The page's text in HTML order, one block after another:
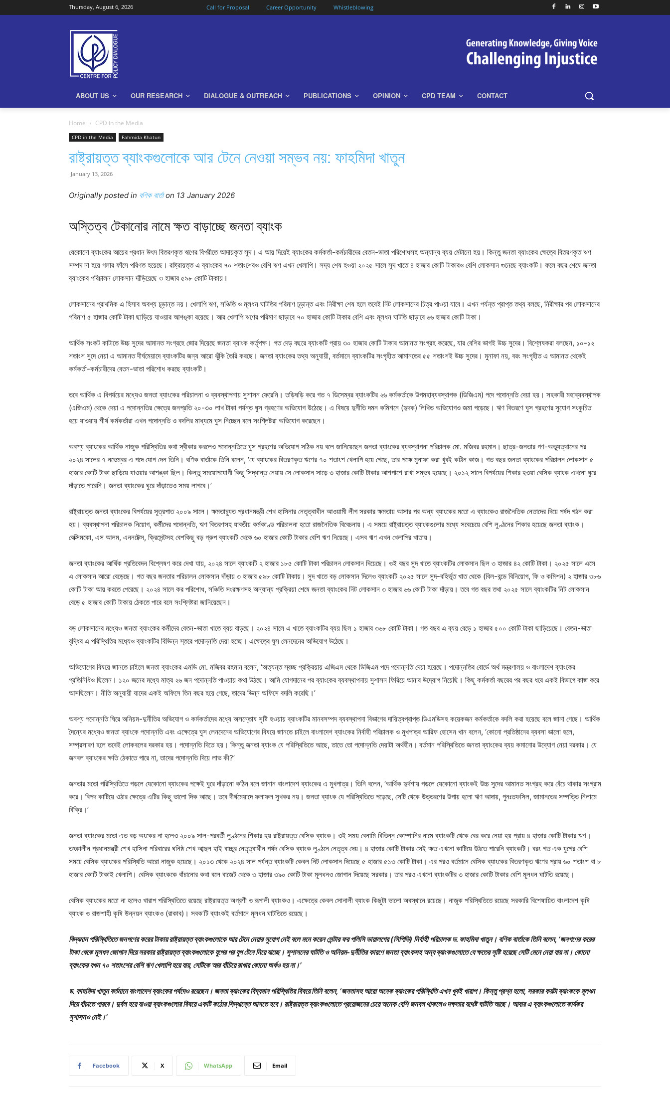
Thursday, August 6, 2026 Call for Proposal Career Opportunity Whistleblowing
ABOUT US OUR RESEARCH DIALOGUE & OUTREACH PUBLICATIONS OPINION CPD TEAM CONTACT
Home CPD in the Media
CPD in the Media Fahmida Khatun
রাষ্ট্রায়ত্ত ব্যাংকগুলোকে আর টেনে নেওয়া সম্ভব নয়: ফাহমিদা খাতুন
January 13, 2026
Originally posted in বণিক বার্তাon 13 January 2026
অস্তিত্ব টেকানোর নামে ক্ষত বাড়াচ্ছে জনতা ব্যাংক
যেকোনো ব্যাংকের আয়ের প্রধান উৎস বিতরণকৃত ঋণের বিপরীতে আদায়কৃত সুদ। এ আয় দিয়েই ব্যাংকের কর্মকর্তা-কর্মচারীদের বেতন-ভাতা পরিশোধসহ অন্যান্য ব্যয় মেটানো হয়। কিন্তু জনতা ব্যাংকের ক্ষেত্রে বিতরণকৃত ঋণ
সম্পদ না হয়ে গলার ফাঁসে পরিণত হয়েছে। রাষ্ট্রায়ত্ত এ ব্যাংকের ৭০ শতাংশেরও বেশি ঋণ এখন খেলাপি। সদ্য শেষ হওয়া ২০২৫ সালে সুদ খাতে ৪ হাজার কোটি টাকারও বেশি লোকসান গুনেছে ব্যাংকটি। ফলে বছর শেষে জনতা
ব্যাংকের পরিচালন লোকসান দাঁড়িয়েছে ৩ হাজার ৫৯৮ কোটি টাকায়।
লোকসানের প্রাথমিক এ হিসাব অবশ্য চূড়ান্ত নয়। খেলাপি ঋণ, সঞ্চিতি ও মূলধন ঘাটতির পরিমাণ চূড়ান্ত এবং নিরীক্ষা শেষ হলে তবেই নিট লোকসানের চিত্র পাওয়া যাবে। এখন পর্যন্ত প্রাপ্ত তথ্য বলছে, নিরীক্ষার পর লোকসানের
পরিমাণ ৫ হাজার কোটি টাকা ছাড়িয়ে যাওয়ার আশঙ্কা রয়েছে। আর খেলাপি ঋণের পরিমাণ ছাড়াবে ৭০ হাজার কোটি টাকার বেশি এবং মূলধন ঘাটতি ছাড়াবে ৬৬ হাজার কোটি টাকা।
আর্থিক সংকট কাটাতে উচ্চ সুদের আমানত সংগ্রহে জোর দিয়েছে জনতা ব্যাংক কর্তৃপক্ষ। গত দেড় বছরে ব্যাংকটি প্রায় ৩০ হাজার কোটি টাকার আমানত সংগ্রহ করেছে, যার বেশির ভাগই উচ্চ সুদের। বিশ্লেষকরা বলছেন, ১০-১২
শতাংশ সুদে নেয়া এ আমানত দীর্ঘমেয়াদে ব্যাংকটির জন্য আরো ঝুঁকি তৈরি করছে। জনতা ব্যাংকের তথ্য অনুযায়ী, বর্তমানে ব্যাংকটির সংগৃহীত আমানতের ৫৫ শতাংশই উচ্চ সুদের। মুনাফা নয়, বরং সংগৃহীত এ আমানত থেকেই
কর্মকর্তা-কর্মচারীদের বেতন-ভাতা পরিশোধ করছে ব্যাংকটি।
তবে আর্থিক এ বিপর্যয়ের মধ্যেও জনতা ব্যাংকের পরিচালনা ও ব্যবস্থাপনায় সুশাসন ফেরেনি। তড়িঘড়ি করে গত ৭ ডিসেম্বর ব্যাংকটির ২৬ কর্মকর্তাকে উপমহাব্যবস্থাপক (ডিজিএম) পদে পদোন্নতি দেয়া হয়। সহকারী মহাব্যবস্থাপক
(এজিএম) থেকে দেয়া এ পদোন্নতির ক্ষেত্রে জনপ্রতি ২০-৩০ লাখ টাকা পর্যন্ত ঘুস গ্রহণের অভিযোগ উঠেছে। এ বিষয়ে দুর্নীতি দমন কমিশনে (দুদক) লিখিত অভিযোগও জমা পড়েছে। ঋণ বিতরণে ঘুস গ্রহণের সুযোগ সংকুচিত
হয়ে যাওয়ায় শীর্ষ কর্মকর্তারা এখন পদোন্নতি ও বদলির মাধ্যমে ঘুস নিচ্ছেন বলে সংশ্লিষ্টরা অভিযোগ করেছেন।
অবশ্য ব্যাংকের আর্থিক নাজুক পরিস্থিতির কথা স্বীকার করলেও পদোন্নতিতে ঘুস গ্রহণের অভিযোগ সঠিক নয় বলে জানিয়েছেন জনতা ব্যাংকের ব্যবস্থাপনা পরিচালক মো. মজিবর রহমান। ছাত্র-জনতার গণ-অভ্যুত্থানের পর
২০২৪ সালের ৭ নভেম্বর এ পদে যোগ দেন তিনি। বণিক বার্তাকে তিনি বলেন, ‘যে ব্যাংকের বিতরণকৃত ঋণের ৭০ শতাংশ খেলাপি হয়ে গেছে, তার পক্ষে মুনাফা করা খুবই কঠিন কাজ। গত বছর জনতা ব্যাংকের পরিচালন লোকসান ৫
হাজার কোটি টাকা ছাড়িয়ে যাওয়ার আশঙ্কা ছিল। কিন্তু সময়োপযোগী কিছু সিদ্ধান্ত নেয়ায় সে লোকসান সাড়ে ৩ হাজার কোটি টাকার আশপাশে রাখা সম্ভব হয়েছে। ২০১২ সালে বিপর্যয়ের শিকার হওয়া বেসিক ব্যাংক এখনো ঘুরে
দাঁড়াতে পারেনি। জনতা ব্যাংকের ঘুরে দাঁড়াতেও সময় লাগবে।’
রাষ্ট্রায়ত্ত জনতা ব্যাংকের বিপর্যয়ের সূত্রপাত ২০০৯ সালে। ক্ষমতাচ্যুত প্রধানমন্ত্রী শেখ হাসিনার নেতৃত্বাধীন আওয়ামী লীগ সরকার ক্ষমতায় আসার পর অন্য ব্যাংকের মতো এ ব্যাংকেও রাজনৈতিক নেতাদের দিয়ে পর্ষদ গঠন করা
হয়। ব্যবস্থাপনা পরিচালক নিয়োগ, কর্মীদের পদোন্নতি, ঋণ বিতরণসহ যাবতীয় কর্মকাণ্ড পরিচালনা হতো রাজনৈতিক বিবেচনায়। এ সময়ে রাষ্ট্রায়ত্ত ব্যাংকগুলোর মধ্যে সবেচেয়ে বেশি লুণ্ঠনের শিকার হয়েছে জনতা ব্যাংক।
বেক্সিমকো, এস আলম, এননটেক্স, ক্রিসেন্টসহ বেশকিছু বড় গ্রুপ ব্যাংকটি থেকে ৬০ হাজার কোটি টাকার বেশি ঋণ নিয়েছে। এসব ঋণ এখন খেলাপির খাতায়।
জনতা ব্যাংকের আর্থিক প্রতিবেদন বিশ্লেষণ করে দেখা যায়, ২০২৪ সালে ব্যাংকটি ২ হাজার ১৮৫ কোটি টাকা পরিচালন লোকসান দিয়েছে। ওই বছর সুদ খাতে ব্যাংকটির লোকসান ছিল ৩ হাজার ৪২ কোটি টাকা। ২০২৫ সালে এসে
এ লোকসান আরো বেড়েছে। গত বছর জনতার পরিচালন লোকসান দাঁড়ায় ৩ হাজার ৫৯৮ কোটি টাকায়। সুদ খাতে বড় লোকসান দিলেও ব্যাংকটি ২০২৫ সালে সুদ-বহির্ভূত খাত থেকে (বিল-বন্ডে বিনিয়োগ, ফি ও কমিশন) ২ হাজার ৩৮৬
কোটি টাকা আয় করতে পেরেছে। ২০২৪ সালে কর পরিশোধ, সঞ্চিতি সংরক্ষণসহ অন্যান্য প্রক্রিয়া শেষে জনতা ব্যাংকের নিট লোকসান ৩ হাজার ৬৬ কোটি টাকা দাঁড়ায়। তবে গত বছর তথা ২০২৫ সালে ব্যাংকটির নিট লোকসান
বেড়ে ৫ হাজার কোটি টাকায় ঠেকতে পারে বলে সংশ্লিষ্টরা জানিয়েছেন।
বড় লোকসানের মধ্যেও জনতা ব্যাংকের কর্মীদের বেতন-ভাতা খাতে ব্যয় বাড়ছে। ২০২৪ সালে এ খাতে ব্যাংকটির ব্যয় ছিল ১ হাজার ৩৬৮ কোটি টাকা। গত বছর এ ব্যয় বেড়ে ১ হাজার ৫০০ কোটি টাকা ছাড়িয়েছে। বেতন-ভাতা
বৃদ্ধির এ পরিস্থিতির মধ্যেও ব্যাংকটির বিভিন্ন স্তরে পদোন্নতি দেয়া হচ্ছে। এক্ষেত্রে ঘুস লেনদেনের অভিযোগ উঠেছে।
অভিযোগের বিষয়ে জানতে চাইলে জনতা ব্যাংকের এমডি মো. মজিবর রহমান বলেন, ‘অত্যন্ত স্বচ্ছ প্রক্রিয়ায় এজিএম থেকে ডিজিএম পদে পদোন্নতি দেয়া হয়েছে। পদোন্নতির বোর্ডে অর্থ মন্ত্রণালয় ও বাংলাদেশ ব্যাংকের
প্রতিনিধিও ছিলেন। ১২০ জনের মধ্যে মাত্র ২৬ জন পদোন্নতি পাওয়ায় কথা উঠছে। আমি যোগদানের পর ব্যাংকের ব্যবস্থাপনায় সুশাসন ফিরিয়ে আনার উদ্যোগ নিয়েছি। কিছু কর্মকর্তা বছরের পর বছর ধরে একই বিভাগে কাজ করে
আসছিলেন। নীতি অনুযায়ী যাদের একই অফিসে তিন বছর হয়ে গেছে, তাদের ভিন্ন অফিসে বদলি করেছি।’
অবশ্য পদোন্নতি ঘিরে অনিয়ম-দুর্নীতির অভিযোগ ও কর্মকর্তাদের মধ্যে অসন্তোষ সৃষ্টি হওয়ায় ব্যাংকটির মানবসম্পদ ব্যবস্থাপনা বিভাগের দায়িত্বপ্রাপ্ত ডিএমডিসহ কয়েকজন কর্মকর্তাকে বদলি করা হয়েছে বলে জানা গেছে। আর্থিক
দৈন্যের মধ্যেও জনতা ব্যাংকে পদোন্নতি এবং এক্ষেত্রে ঘুস লেনদেনের অভিযোগের বিষয়ে জানতে চাইলে বাংলাদেশ ব্যাংকের নির্বাহী পরিচালক ও মুখপাত্র আরিফ হোসেন খান বলেন, ‘কোনো প্রতিষ্ঠানের ব্যবসা ভালো হলে,
সম্প্রসারণ হলে তবেই লোকবলের দরকার হয়। পদোন্নতি দিতে হয়। কিন্তু জনতা ব্যাংক যে পরিস্থিতিতে আছে, তাতে তো পদোন্নতি দেয়াটা অর্থহীন। বর্তমান পরিস্থিতিতে জনতা ব্যাংকের ব্যয় কমানোর উদ্যোগ নেয়া দরকার। যে
জনবল ব্যাংকের ক্ষতি ঠেকাতে পারে না, তাদের পদোন্নতি দিয়ে লাভ কী?’
জনতার মতো পরিস্থিতিতে পড়লে যেকোনো ব্যাংকের পক্ষেই ঘুরে দাঁড়ানো কঠিন বলে জানান বাংলাদেশ ব্যাংকের এ মুখপাত্র। তিনি বলেন, ‘আর্থিক দুর্দশায় পড়লে যেকোনো ব্যাংকই উচ্চ সুদের আমানত সংগ্রহ করে বেঁচে থাকার সংগ্রাম
করে। বিপদ কাটিয়ে ওঠার ক্ষেত্রে এটির কিছু ভালো দিক আছে। তবে দীর্ঘমেয়াদে ফলাফল সুখকর নয়। জনতা ব্যাংক যে পরিস্থিতিতে পড়েছে, সেটি থেকে উত্তরণের উপায় হলো ঋণ আদায়, পুনঃতফসিল, জামানতের সম্পত্তি নিলামে
বিক্রি।’
জনতা ব্যাংকের মতো এত বড় অংকের না হলেও ২০০৯ সাল-পরবর্তী লুণ্ঠনের শিকার হয় রাষ্ট্রায়ত্ত বেসিক ব্যাংক। ওই সময় বেনামি বিভিন্ন কোম্পানির নামে ব্যাংকটি থেকে বের করে নেয়া হয় প্রায় ৪ হাজার কোটি টাকার ঋণ।
তৎকালীন প্রধানমন্ত্রী শেখ হাসিনা পরিবারের ঘনিষ্ঠ শেখ আব্দুল হাই বাচ্চুর নেতৃত্বাধীন পর্ষদ বেসিক ব্যাংক লুণ্ঠনে নেতৃত্ব দেয়। ৪ হাজার কোটি টাকার সেই ক্ষত এখনো কাটিয়ে উঠতে পারেনি ব্যাংকটি। বরং গত এক যুগের বেশি
সময়ে বেসিক ব্যাংকের পরিস্থিতি আরো নাজুক হয়েছে। ২০১৩ থেকে ২০২৪ সাল পর্যন্ত ব্যাংকটি কেবল নিট লোকসান দিয়েছে ৫ হাজার ৫১৩ কোটি টাকা। এর পরও বর্তমানে বেসিক ব্যাংকের বিতরণকৃত ঋণের প্রায় ৬০ শতাংশ বা ৮
হাজার কোটি টাকাই খেলাপি। বেসিক ব্যাংককে বাঁচানোর কথা বলে বাজেট থেকে ৩ হাজার ৩৯০ কোটি টাকা মূলধনও জোগান দিয়েছে সরকার। তার পরও এখনো ব্যাংকটির ৩ হাজার কোটি টাকার বেশি মূলধন ঘাটতি রয়েছে।
বেসিক ব্যাংকের মতো না হলেও খারাপ পরিস্থিতিতে রয়েছে রাষ্ট্রায়ত্ত অগ্রণী ও রূপালী ব্যাংকও। এক্ষেত্রে কেবল সোনালী ব্যাংক কিছুটা ভালো অবস্থানে রয়েছে। নাজুক পরিস্থিতিতে রয়েছে সরকারি বিশেষায়িত বাংলাদেশ কৃষি
ব্যাংক ও রাজশাহী কৃষি উন্নয়ন ব্যাংকও (রাকাব)। সবক’টি ব্যাংকই বর্তমানে মূলধন ঘাটতিতে রয়েছে।
বিদ্যমান পরিস্থিতিতে জনগণের করের টাকায় রাষ্ট্রায়ত্ত ব্যাংকগুলোকে আর টেনে নেয়ার সুযোগ নেই বলে মনে করেন সেন্টার ফর পলিসি ডায়ালগের (সিপিডি) নির্বাহী পরিচালক ড. ফাহমিদা খাতুন। বণিক বার্তাকে তিনি বলেন, ‘জনগণের করের
টাকা থেকে মূলধন জোগান দিয়ে সরকার রাষ্ট্রায়ত্ত ব্যাংকগুলোকে যুগের পর যুগ টেনে নিয়ে যাচ্ছে। সুশাসনের ঘাটতি ও অনিয়ম-দুর্নীতির কারণে জনতা ব্যাংকসহ অন্য ব্যাংকগুলোতে যে ক্ষতের সৃষ্টি হয়েছে সেটি মেনে নেয়া যায় না। কোনো
ব্যাংকের যখন ৭০ শতাংশের বেশি ঋণ খেলাপি হয়ে যায়, সেটিকে আর বাঁচিয়ে রাখার কোনো অর্থও হয় না।’
ড. ফাহমিদা খাতুন বর্তমানে বাংলাদেশ ব্যাংকের পর্ষদেও রয়েছেন। জনতা ব্যাংকের বিদ্যমান পরিস্থিতির বিষয়ে তিনি বলেন, ‘জনতাসহ আরো অনেক ব্যাংকের পরিস্থিতি এখন খুবই খারাপ। কিন্তু প্রশ্ন হলো, সরকার কয়টা ব্যাংককে মূলধন
দিয়ে বাঁচাতে পারবে। দুর্বল হয়ে যাওয়া ব্যাংকগুলোর বিষয়ে একটি কঠোর সিদ্ধান্তে আসতে হবে। রাষ্ট্রায়ত্ত ব্যাংকগুলোতে প্রয়োজনের চেয়ে অনেক বেশি জনবল থাকলেও দক্ষতার যথেষ্ট ঘাটতি আছে। আবার এ ব্যাংকগুলোতে কার্যকর
সুশাসনও নেই।’
Facebook X WhatsApp Email